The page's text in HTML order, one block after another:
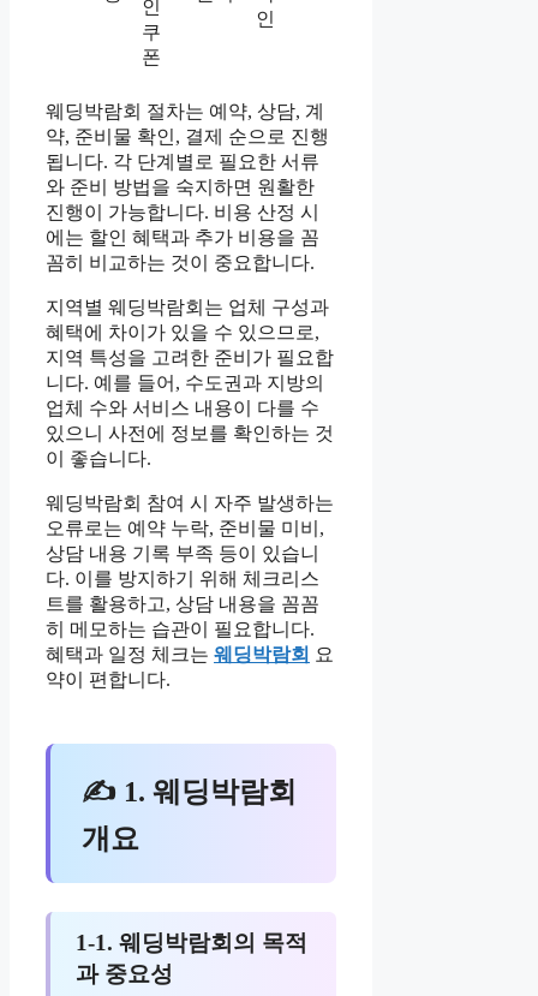
인
쿠
폰
인
웨딩박람회 절차는 예약, 상담, 계
약, 준비물 확인, 결제 순으로 진행
됩니다. 각 단계별로 필요한 서류
와 준비 방법을 숙지하면 원활한
진행이 가능합니다. 비용 산정 시
에는 할인 혜택과 추가 비용을 꼼
꼼히 비교하는 것이 중요합니다.
지역별 웨딩박람회는 업체 구성과
혜택에 차이가 있을 수 있으므로,
지역 특성을 고려한 준비가 필요합
니다. 예를 들어, 수도권과 지방의
업체 수와 서비스 내용이 다를 수
있으니 사전에 정보를 확인하는 것
이 좋습니다.
웨딩박람회 참여 시 자주 발생하는
오류로는 예약 누락, 준비물 미비,
상담 내용 기록 부족 등이 있습니
다. 이를 방지하기 위해 체크리스
트를 활용하고, 상담 내용을 꼼꼼
히 메모하는 습관이 필요합니다.
혜택과 일정 체크는 웨딩박람회 요
약이 편합니다.
✍ 1. 웨딩박람회
개요
1-1. 웨딩박람회의 목적
과 중요성